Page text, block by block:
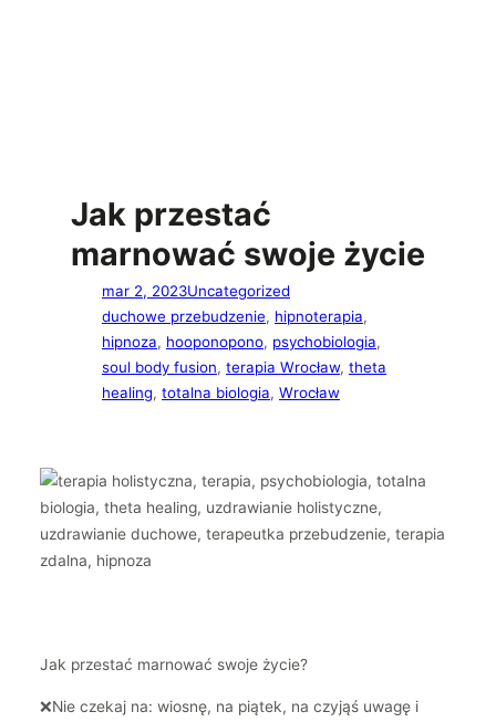
Jak przestać
marnować swoje życie
mar 2, 2023Uncategorized
duchowe przebudzenie, hipnoterapia
hipnoza, hooponopono, psychobiologia
soul body fusion, terapia Wrocław, theta
healing, totalna biologia, Wrocław
Jak przestać marnować swoje życie?
❌Nie czekaj na: wiosnę, na piątek, na czyjąś uwagę i